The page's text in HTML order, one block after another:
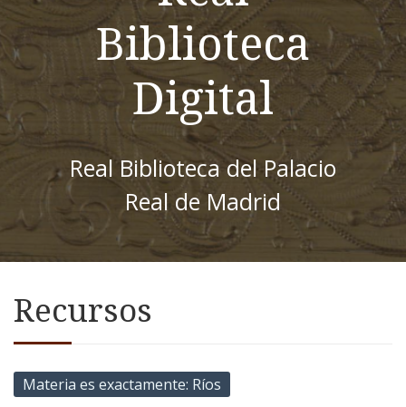
Biblioteca
Digital
Real Biblioteca del Palacio
Real de Madrid
Recursos
Materia es exactamente Ríos